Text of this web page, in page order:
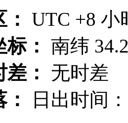
UTC +8 小
： 南纬
：
无时差
日出时间